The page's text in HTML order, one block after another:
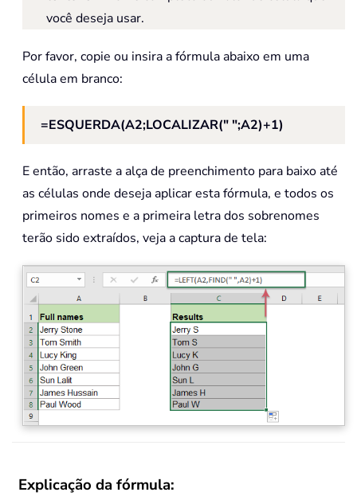
você deseja usar.
Por favor, copie ou insira a fórmula abaixo em uma
célula em branco:
=ESQUERDA(A2;LOCALIZAR(" ";A2)+1)
E então, arraste a alça de preenchimento para baixo até
as células onde deseja aplicar esta fórmula, e todos os
primeiros nomes e a primeira letra dos sobrenomes
terão sido extraídos, veja a captura de tela:
Explicação da fórmula: